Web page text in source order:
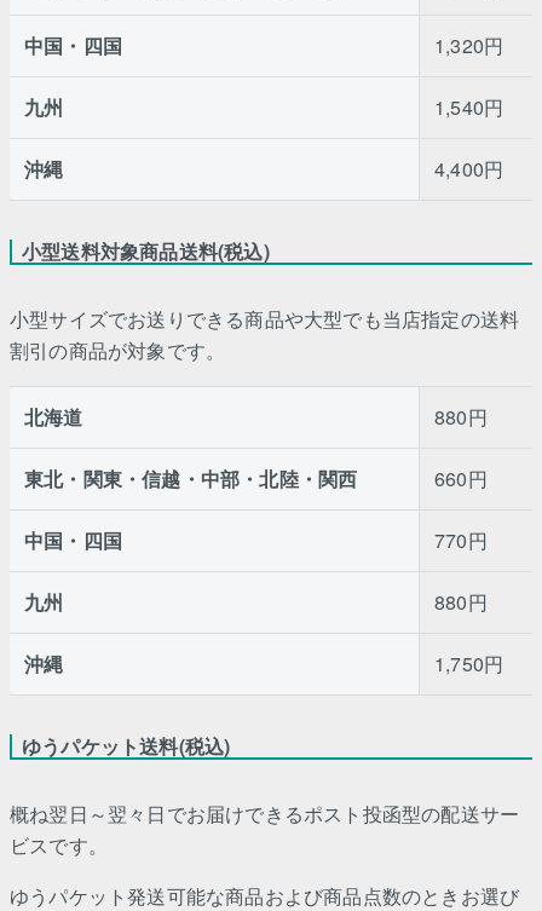
中国・四国 1,320円
九州 1,540円
沖縄 4,400円
小型送料対象商品送料(税込)
小型サイズでお送りできる商品や大型でも当店指定の送料
割引の商品が対象です。
北海道 880円
東北・関東・信越・中部・北陸・関西 660円
中国・四国 770円
九州 880円
沖縄 1,750円
ゆうパケット送料(税込)
概ね翌日～翌々日でお届けできるポスト投函型の配送サー
ビスです。
ゆうパケット発送可能な商品および商品点数のときお選び